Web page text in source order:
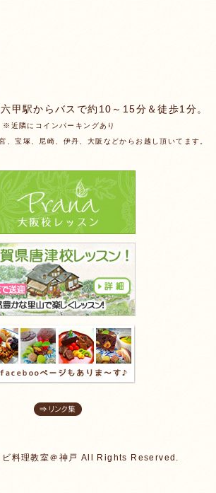
甲駅からバスで約10～15分＆徒歩1分。
※近隣にコインパーキングあり
、宝塚、尼崎、伊丹、大阪などからお越し頂いてます。
料理教室＠神戸 All Rights Reserved.